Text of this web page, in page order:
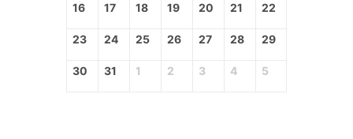
16 17 18 19 20 21 22
23 24 25 26 27 28 29
30 31 1 2 3 4 5